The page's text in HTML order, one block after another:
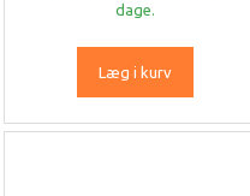
dage.
Læg i kurv